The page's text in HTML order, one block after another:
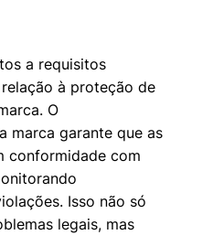
a requisitos
à proteção de
O
marca garante que as
conformidade com
Isso não só
legais, mas